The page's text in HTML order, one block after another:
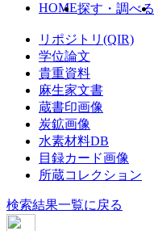
HOME探す・調べる
リポジトリ(QIR)
学位論文
貴重資料
麻生家文書
蔵書印画像
炭鉱画像
水素材料DB
目録カード画像
所蔵コレクション
検索結果一覧に戻る